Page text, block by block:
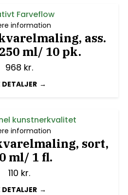
Farveflow
ass.
ml/ 10 pk.
968 kr.
DETALJER
information
kunstnerkvalitet
sort,
ml/ 1 fl.
110 kr.
DETALJER
information